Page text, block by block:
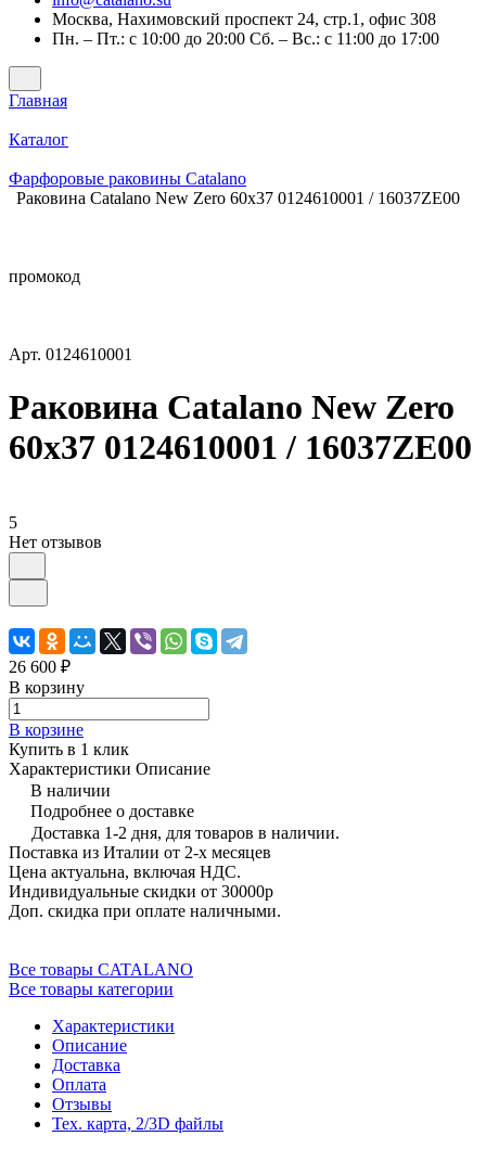
Москва, Нахимовский проспект 24, стр.1, офис 308
Пн. – Пт.: с 10:00 до 20:00 Сб. – Вс.: с 11:00 до 17:00
Главная
Каталог
Фарфоровые раковины Catalano
Раковина Catalano New Zero 60x37 0124610001 / 16037ZE00
промокод
Арт. 0124610001
Раковина Catalano New Zero
60x37 0124610001 / 16037ZE00
5
Нет отзывов
26 600 ₽
В корзину
В корзине
Купить в 1 клик
Характеристики Описание
В наличии
Подробнее о доставке
Доставка 1-2 дня, для товаров в наличии.
Поставка из Италии от 2-х месяцев
Цена актуальна, включая НДС.
Индивидуальные скидки от 30000р
Доп. скидка при оплате наличными.
Все товары CATALANO
Все товары категории
Характеристики
Описание
Доставка
Оплата
Отзывы
Тех. карта, 2/3D файлы